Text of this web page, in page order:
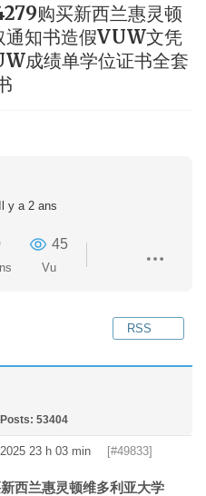
购买新西兰惠灵顿
知书造假VUW文凭
成绩单学位证书全套
Il y a 2 ans
45
Vu
RSS
Posts: 53404
23 h 03 min [#49833]
西兰惠灵顿维多利亚大学